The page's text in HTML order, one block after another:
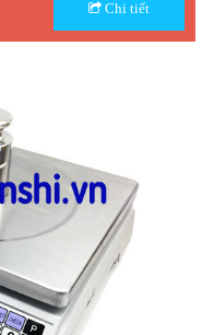
Chi tiết